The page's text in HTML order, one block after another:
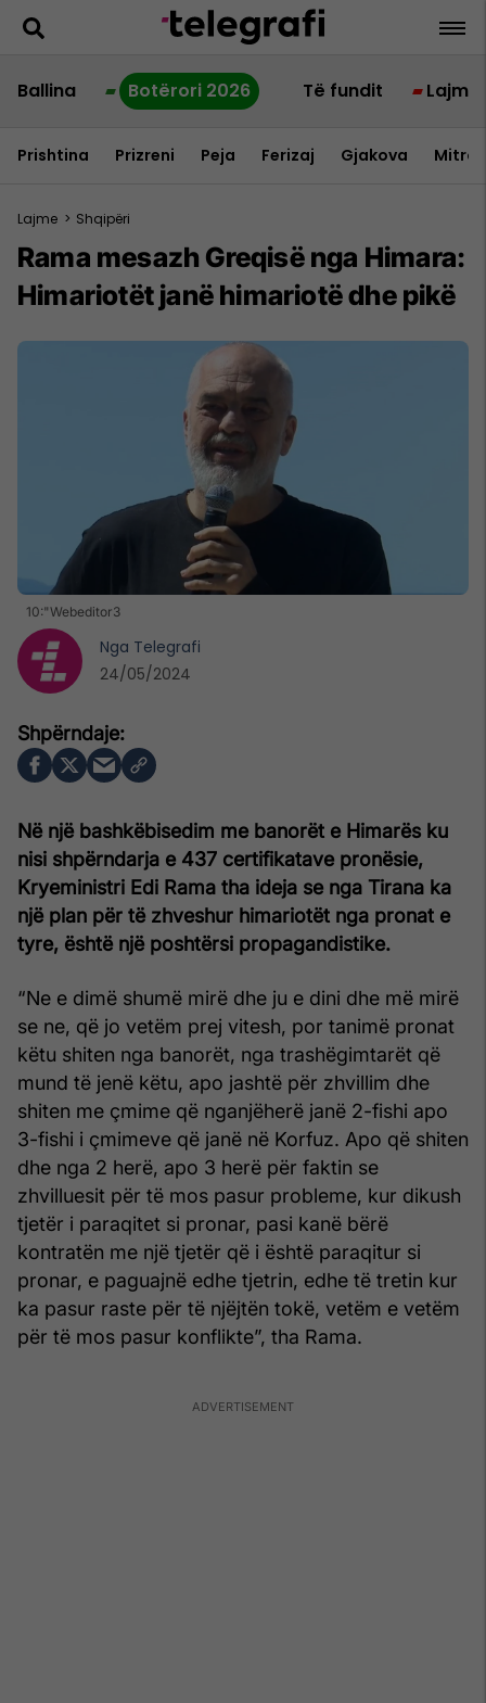
Ballina Botërori 2026 Të fundit Lajme
Prishtina Prizreni Peja Ferizaj Gjakova
Lajme > Shqipëri
Rama mesazh Greqisë nga Himara:
Himariotët janë himariotë dhe pikë
10:"Webeditor3
Në një bashkëbisedim me banorët e Himarës ku
nisi shpërndarja e 437 certifikatave pronësie,
Kryeministri Edi Rama tha ideja se nga Tirana ka
një plan për të zhveshur himariotët nga pronat e
tyre, është një poshtërsi propagandistike.
“Ne e dimë shumë mirë dhe ju e dini dhe më mirë
se ne, që jo vetëm prej vitesh, por tanimë pronat
këtu shiten nga banorët, nga trashëgimtarët që
mund të jenë këtu, apo jashtë për zhvillim dhe
shiten me çmime që nganjëherë janë 2-fishi apo
3-fishi i çmimeve që janë në Korfuz. Apo që shiten
dhe nga 2 herë, apo 3 herë për faktin se
zhvilluesit për të mos pasur probleme, kur dikush
tjetër i paraqitet si pronar, pasi kanë bërë
kontratën me një tjetër që i është paraqitur si
pronar, e paguajnë edhe tjetrin, edhe të tretin kur
ka pasur raste për të njëjtën tokë, vetëm e vetëm
për të mos pasur konflikte”, tha Rama.
Nga Telegrafi
24/05/2024